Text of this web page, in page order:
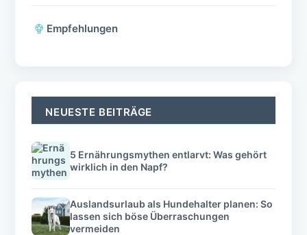
Empfehlungen
NEUESTE BEITRÄGE
5 Ernährungsmythen entlarvt: Was gehört
wirklich in den Napf?
Auslandsurlaub als Hundehalter planen: So
lassen sich böse Überraschungen
vermeiden